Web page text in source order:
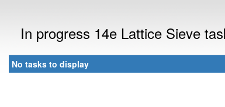
In progress 14e Lattice Sieve
No tasks to display